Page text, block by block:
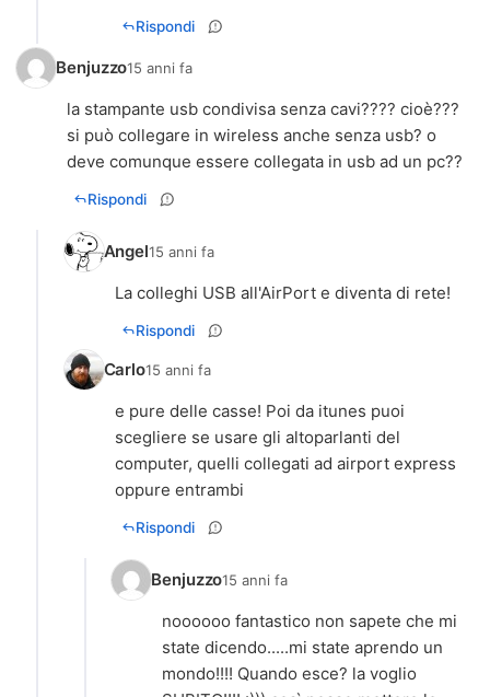
Rispondi
Benjuzzo15 anni fa
la stampante usb condivisa senza cavi???? cioè???
si può collegare in wireless anche senza usb? o
deve comunque essere collegata in usb ad un pc??
Rispondi
Angel15 anni fa
La colleghi USB all'AirPort e diventa di rete!
Rispondi
Carlo15 anni fa
e pure delle casse! Poi da itunes puoi
scegliere se usare gli altoparlanti del
computer, quelli collegati ad airport express
oppure entrambi
Rispondi
Benjuzzo15 anni fa
noooooo fantastico non sapete che mi
state dicendo.....mi state aprendo un
mondo!!!! Quando esce? la voglio